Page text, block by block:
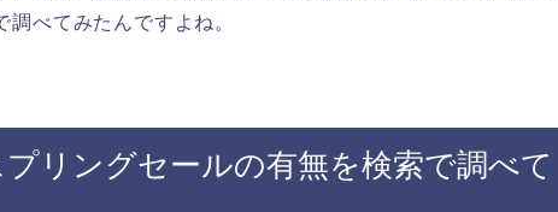
べてみたんですよね。
リングセールの有無を検索で調べて